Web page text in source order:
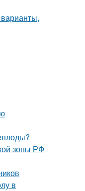
зоны РФ
в